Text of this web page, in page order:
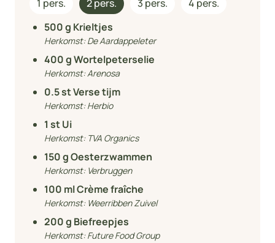
1 pers. 2 pers. 3 pers.
4 pers.
500g Krieltjes
Herkomst:De Aardappeleter
400g Wortelpeterselie
Herkomst:Arenosa
0.5st Verse tijm
Herkomst:Herbio
1 st Ui
Herkomst: TVA Organics
150g Oesterzwammen
Herkomst: Verbruggen
100 ml Crème fraîche
Herkomst: Weerribben Zuivel
200g Biefreepjes
Herkomst:Future Food Group